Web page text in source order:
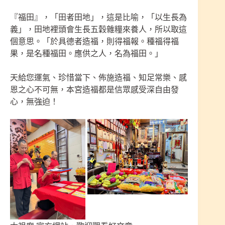
『福田』，「田者田地」，這是比喻，「以生長為
義」，田地裡頭會生長五穀雜糧來養人，所以取這
個意思。「於具德者造福，則得福報。種福得福
果，是名種福田。應供之人，名為福田。」
天給您運氣、珍惜當下、佈施造福、知足常樂、感
恩之心不可無，本宮造福都是信眾感受深自由發
心，無強迫！